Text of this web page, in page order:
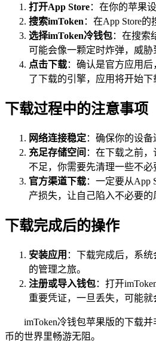
打开App Store：在你的苹果
搜索imToken：在App Store
选择imToken冷钱包：在搜索
可能会像一颗定时炸弹，威胁
点击下载：确认是官方应用
了下载的引擎，应用将开始下
下载过程中的注意事项
网络连接稳定：确保你的设
充足存储空间 ：在下载之前
不足，你需要先清理一些不必
官方渠道下载：一定要从App
产损失，让自己陷入不必要的
下载完成后的操作
安装应用 ：下载完成后，系
的管理之旅。
注册或导入钱包：打开
重要凭证，一旦丢失，可能就
imToken冷钱包苹果版的下载
币的世界里畅游无阻。